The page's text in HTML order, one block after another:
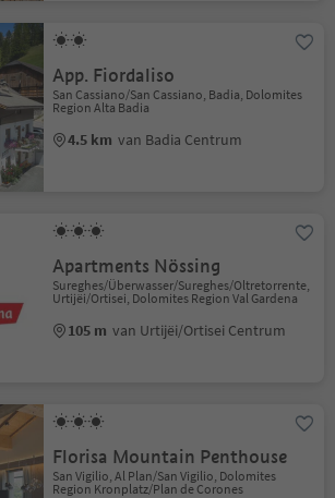
App. Fiordaliso
San Cassiano/San Cassiano, Badia, Dolomites
Region Alta Badia
4.5 km van Badia Centrum
Apartments Nössing
Sureghes/Überwasser/Sureghes/Oltretorrente,
Urtijëi/Ortisei, Dolomites Region Val Gardena
105 m van Urtijëi/Ortisei Centrum
Florisa Mountain Penthouse
San Vigilio, Al Plan/San Vigilio, Dolomites
Region Kronplatz/Plan de Corones